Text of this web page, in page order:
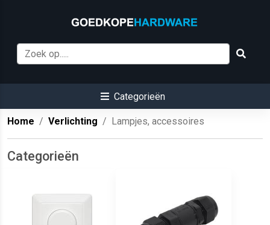
Categorieën
Home Verlichting Lampjes, accessoires
Categorieën